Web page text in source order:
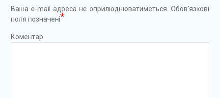
Ваша e-mail адреса не оприлюднюватиметься. Обов’язкові
поля позначені*
Коментар